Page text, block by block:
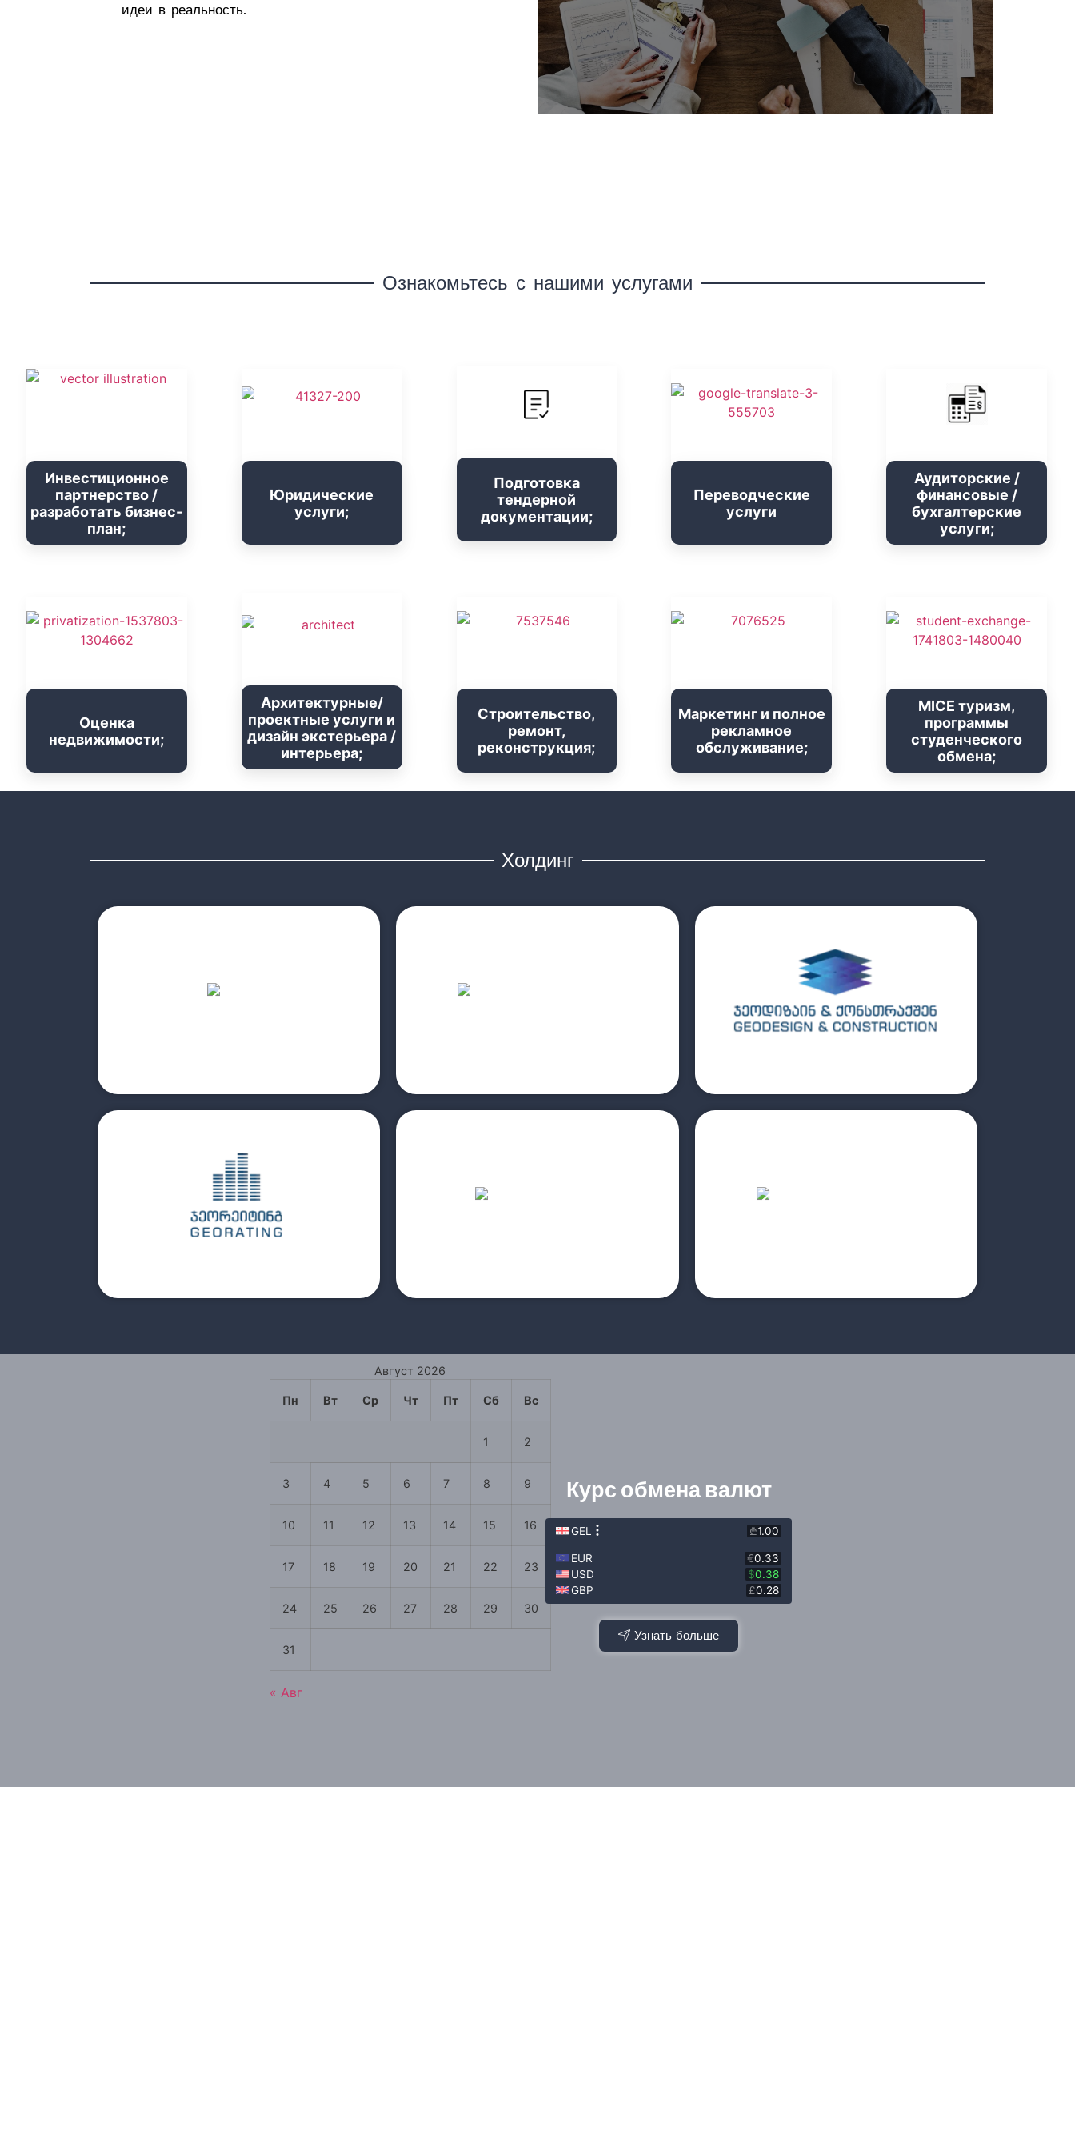
идеи в реальность.
Ознакомьтесь с нашими услугами
Инвестиционное
партнерство /
разработать бизнес-
план;
Юридические
услуги;
Подготовка
тендерной
документации;
Переводческие
услуги
Аудиторские /
финансовые /
бухгалтерские
услуги;
Оценка
недвижимости;
Архитектурные/
проектные услуги и
дизайн экстерьера /
интерьера;
Строительство,
ремонт,
реконструкция;
Маркетинг и полное
рекламное
обслуживание;
MICE туризм,
программы
студенческого
обмена;
Холдинг
4.Инвестиционное партнерство;
2.Дизайн;
3.Полное обслуживание проекта;
4.Составление проекта;
прочитайте больше
1.Оценка земли;
2.Оценка построек;
3.Оценка коммерческих площадей;
4.Оценка жилых помещений;
прочитайте больше
(конференций, форумов, развлекательных
Август 2026
Пн Вт Ср Чт Пт Сб Вс
1 2
3 4 5 6 7 8 9
10 11 12 13 14 15 16
17 18 19 20 21 22 23
24 25 26 27 28 29 30
31
« Авг
Курс обмена валют
Узнать больше